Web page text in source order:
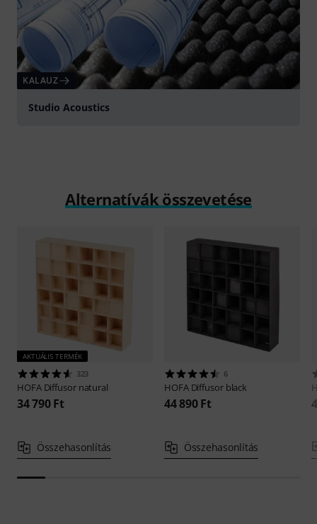
KALAUZ
Studio Acoustics
Alternatívák összevetése
AKTUÁLIS TERMÉK
323
HOFA Diffusor natural
34 790 Ft
Összehasonlítás
6
HOFA Diffusor black
44 890 Ft
Összehasonlítás